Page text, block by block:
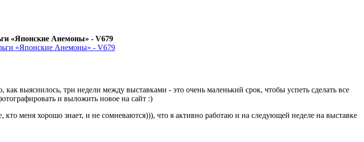
«Японские Анемоны» - V679
выяснилось, три недели между выставками - это очень маленький срок, чтобы успеть сделать все
и выложить новое на сайт :)
меня хорошо знает, и не сомневаются))), что я активно работаю и на следующей неделе на выставке